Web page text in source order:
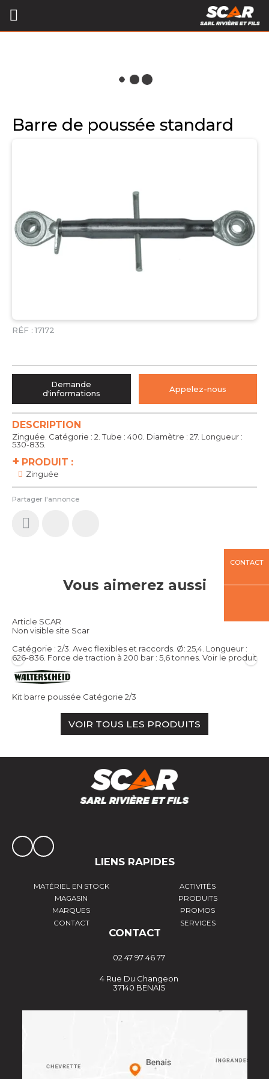
Barre de poussée standard
RÉF : 17172
+ PRODUIT :
Zinguée
Partager l'annonce
DESCRIPTION
Zinguée. Catégorie : 2. Tube : 400. Diamètre : 27. Longueur :
530-835.
Demande
d'informations
Appelez-nous
Vous aimerez aussi
Article SCAR
Non visible site Scar
Catégorie : 2/3. Avec flexibles et raccords. Ø: 25,4. Longueur :
626-836. Force de traction à 200 bar : 5,6 tonnes. Voir le produit
Kit barre poussée Catégorie 2/3
VOIR TOUS LES PRODUITS
CONTACT
LIENS RAPIDES
MATÉRIEL EN STOCK
ACTIVITÉS
MAGASIN
PRODUITS
MARQUES
PROMOS
CONTACT
SERVICES
CONTACT
02 47 97 46 77
4 Rue Du Changeon
37140 BENAIS